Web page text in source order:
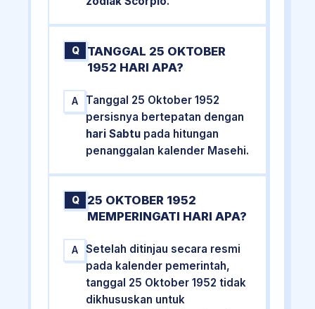
Q
TANGGAL 25 OKTOBER
1952 HARI APA?
A
Tanggal 25 Oktober 1952
persisnya bertepatan dengan
hari Sabtu pada hitungan
penanggalan kalender Masehi.
Q
25 OKTOBER 1952
MEMPERINGATI HARI APA?
A
Setelah ditinjau secara resmi
pada kalender pemerintah,
tanggal 25 Oktober 1952 tidak
dikhususkan untuk